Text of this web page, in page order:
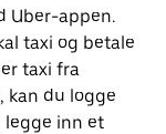
Uber-appen.
taxi og betale
taxi fra
kan du logge
legge inn et